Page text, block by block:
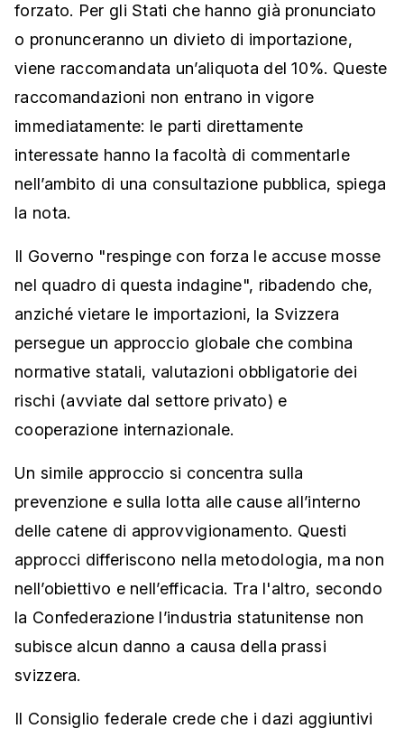
forzato. Per gli Stati che hanno già pronunciato
o pronunceranno un divieto di importazione,
viene raccomandata un’aliquota del 10%. Queste
raccomandazioni non entrano in vigore
immediatamente: le parti direttamente
interessate hanno la facoltà di commentarle
nell’ambito di una consultazione pubblica, spiega
la nota.
Il Governo "respinge con forza le accuse mosse
nel quadro di questa indagine", ribadendo che,
anziché vietare le importazioni, la Svizzera
persegue un approccio globale che combina
normative statali, valutazioni obbligatorie dei
rischi (avviate dal settore privato) e
cooperazione internazionale.
Un simile approccio si concentra sulla
prevenzione e sulla lotta alle cause all’interno
delle catene di approvvigionamento. Questi
approcci differiscono nella metodologia, ma non
nell’obiettivo e nell’efficacia. Tra l'altro, secondo
la Confederazione l’industria statunitense non
subisce alcun danno a causa della prassi
svizzera.
Il Consiglio federale crede che i dazi aggiuntivi